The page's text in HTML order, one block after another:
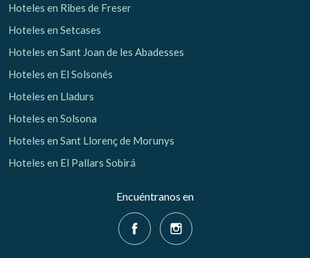
Hoteles en Ribes de Freser
Hoteles en Setcases
Hoteles en Sant Joan de les Abadesses
Hoteles en El Solsonés
Hoteles en Lladurs
Hoteles en Solsona
Hoteles en Sant Llorenç de Morunys
Hoteles en El Pallars Sobirá
Encuéntranos en